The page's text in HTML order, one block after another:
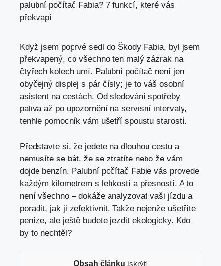
palubní počítač Fabia? 7 funkcí, které vás
překvapí
Když jsem poprvé sedl do Škody Fabia, byl jsem
překvapený, co všechno ten malý zázrak na
čtyřech kolech umí. Palubní počítač není jen
obyčejný displej s pár čísly; je to váš osobní
asistent na cestách. Od sledování spotřeby
paliva až po upozornění na servisní intervaly,
tenhle pomocník vám ušetří spoustu starostí.
Představte si, že jedete na dlouhou cestu a
nemusíte se bát, že se ztratíte nebo že vám
dojde benzín. Palubní počítač Fabie vás provede
každým kilometrem s lehkostí a přesností. A to
není všechno – dokáže analyzovat vaši jízdu a
poradit, jak ji zefektivnit. Takže nejenže ušetříte
peníze, ale ještě budete jezdit ekologicky. Kdo
by to nechtěl?
Obsah článku [skrýt]